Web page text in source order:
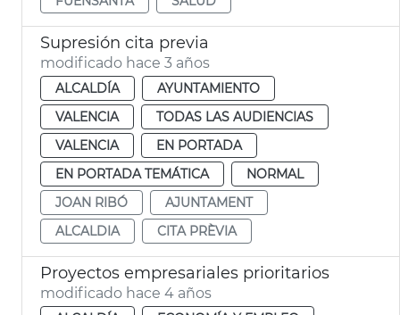
Supresión cita previa
modificado hace 3 años
ALCALDÍA
AYUNTAMIENTO
VALENCIA
TODAS LAS AUDIENCIAS
VALENCIA
EN PORTADA
EN PORTADA TEMÁTICA
NORMAL
JOAN RIBÓ
AJUNTAMENT
ALCALDIA
CITA PRÈVIA
Proyectos empresariales prioritarios
modificado hace 4 años